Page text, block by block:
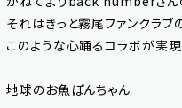
それはきっと霧尾ファンクラブ
このような心踊るコラボが実現
地球のお魚ぽんちゃん